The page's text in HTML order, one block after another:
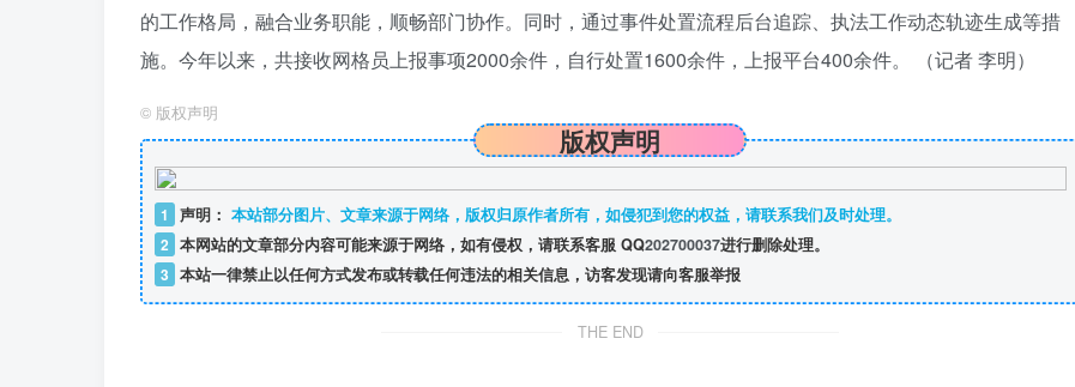
的工作格局，融合业务职能，顺畅部门协作。同时，通过事件处置流程后台追踪、执法工作动态轨迹生成等措
施。今年以来，共接收网格员上报事项2000余件，自行处置1600余件，上报平台400余件。 （记者 李明）
© 版权声明
版权声明
1 声明： 本站部分图片、文章来源于网络，版权归原作者所有，如侵犯到您的权益，请联系我们及时处理。
2 本网站的文章部分内容可能来源于网络，如有侵权，请联系客服 QQ202700037进行删除处理。
3 本站一律禁止以任何方式发布或转载任何违法的相关信息，访客发现请向客服举报
THE END